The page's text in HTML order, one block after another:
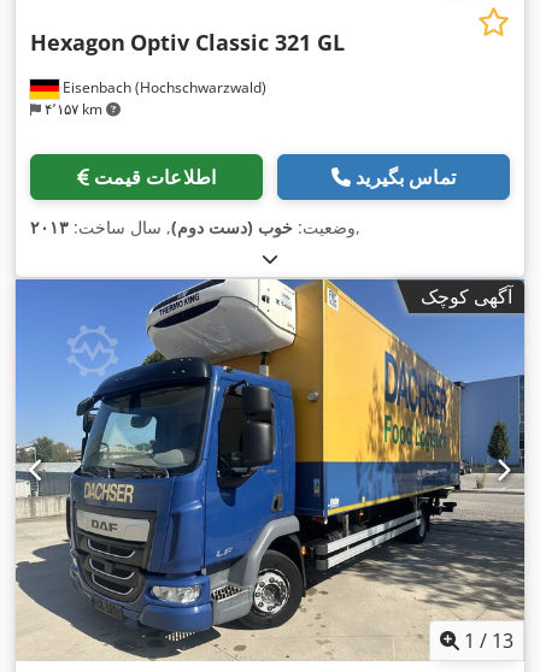
Eisenbach (Hochschwarzwald)
۴٬۱۵۷ km
Hexagon Optiv Classic 321 GL
اطلاعات قیمت تماس بگیرید
وضعیت: خوب (دست دوم), سال ساخت: ۲۰۱۳ ,
آگهی کوچک
1 / 13